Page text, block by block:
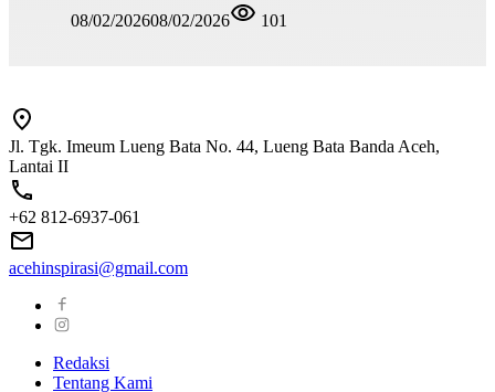
08/02/202608/02/2026 101
Jl. Tgk. Imeum Lueng Bata No. 44, Lueng Bata Banda Aceh,
Lantai II
+62 812-6937-061
acehinspirasi@gmail.com
Redaksi
Tentang Kami